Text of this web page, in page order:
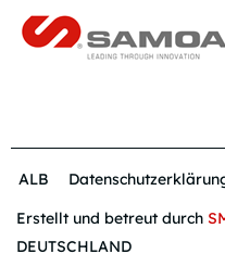
ALB
Erstellt und betreut durch
DEUTSCHLAND